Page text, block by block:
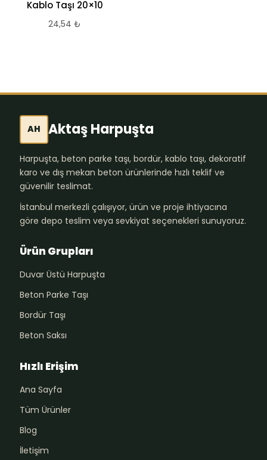
Kablo Taşı 20×10
24,54 ₺
AH Aktaş Harpuşta
Harpuşta, beton parke taşı, bordür, kablo taşı, dekoratif
karo ve dış mekan beton ürünlerinde hızlı teklif ve
güvenilir teslimat.
İstanbul merkezli çalışıyor, ürün ve proje ihtiyacına
göre depo teslim veya sevkiyat seçenekleri sunuyoruz.
Ürün Grupları
Duvar Üstü Harpuşta
Beton Parke Taşı
Bordür Taşı
Beton Saksı
Hızlı Erişim
Ana Sayfa
Tüm Ürünler
Blog
İletişim